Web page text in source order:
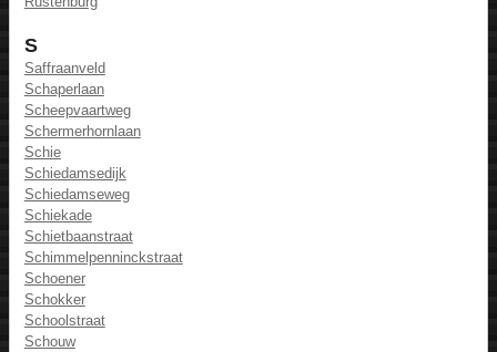
S
Saffraanveld
Schaperlaan
Scheepvaartweg
Schermerhornlaan
Schie
Schiedamsedijk
Schiedamseweg
Schiekade
Schietbaanstraat
Schimmelpenninckstraat
Schoener
Schokker
Schoolstraat
Schouw